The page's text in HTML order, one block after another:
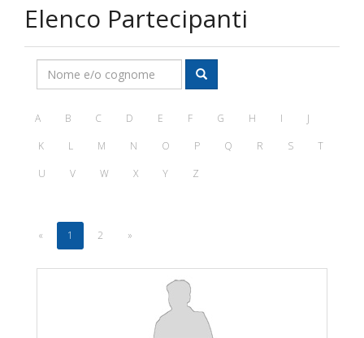
Elenco Partecipanti
A B C D E F G H I
J
K
L M N O P Q R S
T
U
V W X Y Z
« 1 2 »